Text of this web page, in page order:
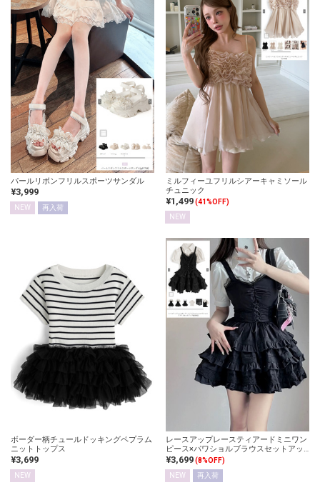
パールリボンフリルスポーツサンダル
¥3,999
NEW 再入荷
ミルフィーユフリルシアーキャミソール
チュニック
¥1,499(41%OFF)
NEW
ボーダー柄チュールドッキングペプラム
ニットトップス
¥3,699
NEW
レースアップレースティアードミニワン
ピース×パワショルブラウスセットアッ
プ
¥3,699(8%OFF)
NEW
再入荷